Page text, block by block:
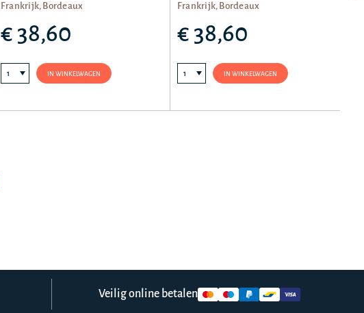
Frankrijk, Bordeaux
€ 38,60
IN WINKELWAGEN
Frankrijk, Bordeaux
€ 38,60
IN WINKELWAGEN
Veilig online betalen